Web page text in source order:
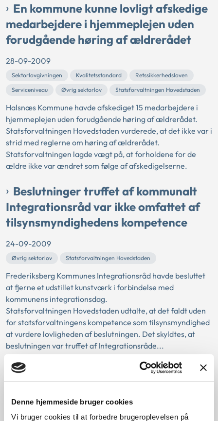
Denne hjemmeside bruger cookies
Vi bruger cookies til at forbedre brugeroplevelsen på
En kommune kunne lovligt afskedige
medarbejdere i hjemmeplejen uden
forudgående høring af ældrerådet
28-09-2009
Sektorlovgivningen Kvalitetsstandard
Retssikkerhedsloven
Serviceniveau
Øvrig sektorlov Statsforvaltningen Hovedstaden
Halsnæs Kommune havde afskediget 15 medarbejdere i
hjemmeplejen uden forudgående høring af ældrerådet.
Statsforvaltningen Hovedstaden vurderede, at det ikke var i
strid med reglerne om høring af ældrerådet.
Statsforvaltningen lagde vægt på, at forholdene for de
ældre ikke var ændret som følge af afskedigelserne.
Beslutninger truffet af kommunalt
Integrationsråd var ikke omfattet af
tilsynsmyndighedens kompetence
24-09-2009
Øvrig sektorlov Statsforvaltningen Hovedstaden
Frederiksberg Kommunes Integrationsråd havde besluttet
at fjerne et udstillet kunstværk i forbindelse med
kommunens integrationsdag.
Statsforvaltningen Hovedstaden udtalte, at det faldt uden
for statsforvaltningens kompetence som tilsynsmyndighed
at vurdere lovligheden af beslutningen. Det skyldtes, at
beslutningen var truffet af Integrationsråde...
Det var lovligt, at kommunen
opkrævede affaldsgebyr, selvom den
havde nægtet borger adgang til
genbrugspladsen